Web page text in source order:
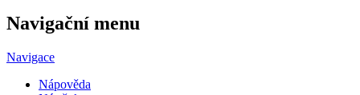
Navigační menu
Navigace
Nápověda